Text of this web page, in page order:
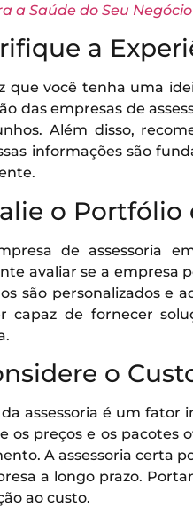
a Saúde do Seu
a
que você tenha uma
das empresas de
Além disso,
informações são
o Portfólio
de assessoria
avaliar se a empresa
são personalizados e
capaz de fornecer
o
assessoria é um fator
os preços e os pacotes
A assessoria certa
a longo prazo.
ao custo.